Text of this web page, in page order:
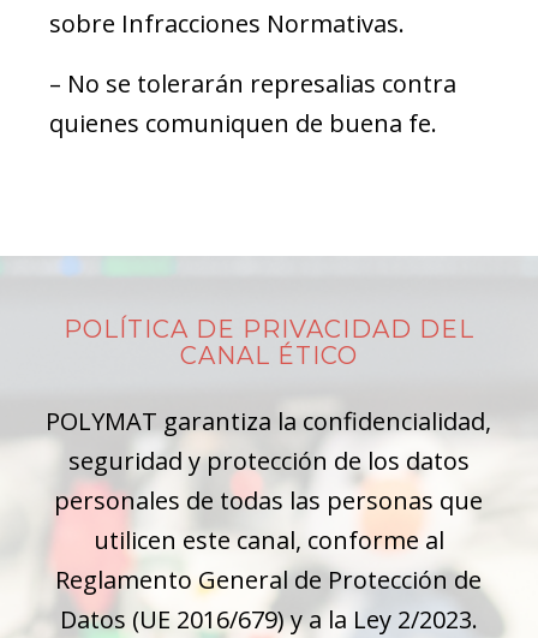
sobre Infracciones Normativas.
– No se tolerarán represalias contra
quienes comuniquen de buena fe.
POLÍTICA DE PRIVACIDAD DEL
CANAL ÉTICO
POLYMAT garantiza la confidencialidad,
seguridad y protección de los datos
personales de todas las personas que
utilicen este canal, conforme al
Reglamento General de Protección de
Datos (UE 2016/679) y a la Ley 2/2023.